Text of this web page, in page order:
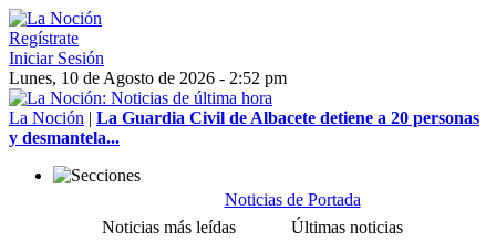
Regístrate
Iniciar Sesión
Lunes, 10 de Agosto de 2026 - 2:52 pm
La Noción | La Guardia Civil de Albacete detiene a 20 personas
y desmantela...
Noticias de Portada
Noticias más leídas
Últimas noticias